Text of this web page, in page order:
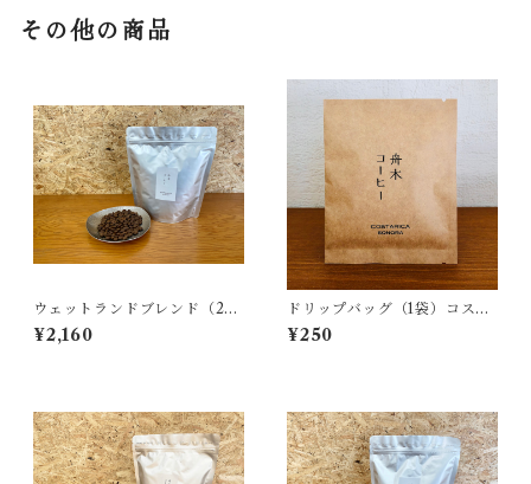
その他の商品
ウェットランドブレンド（250
g）
¥2,160
ドリップバッグ（1袋）コスタ
リカ ドンオスカー
¥250